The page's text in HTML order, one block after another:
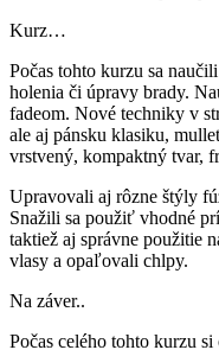
Kurz…
Počas tohto kurzu sa
holenia či úpravy brady.
fadeom. Nové techniky v
ale aj pánsku klasiku,
vrstvený, kompaktný tvar,
Upravovali aj rôzne štýly
Snažili sa použiť vhodné
taktiež aj správne použitie
vlasy a opaľovali chlpy.
Na záver..
Počas celého tohto kurzu